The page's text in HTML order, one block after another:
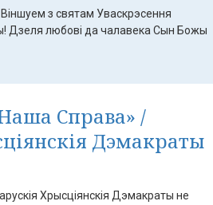
Віншуем з святам Уваскрэсення
Дзеля любові да чалавека Сын Божы
Справа» /
Дэмакраты
Хрысціянскія Дэмакраты не